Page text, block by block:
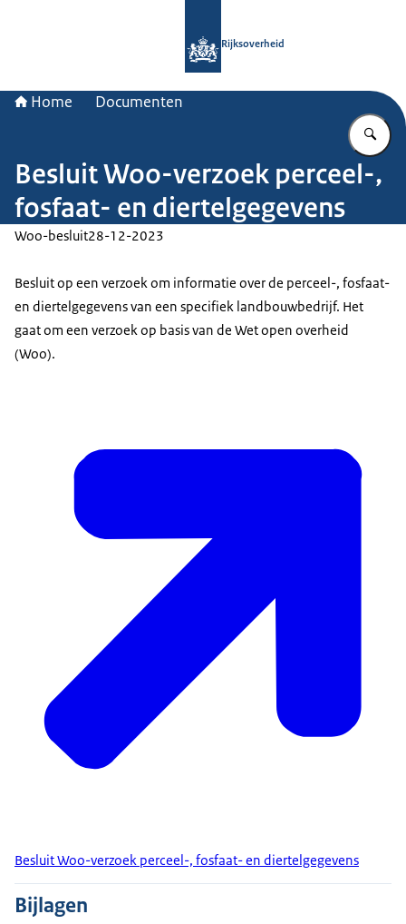
Rijksoverheid
Home Documenten
Besluit Woo-verzoek perceel-,
fosfaat- en diertelgegevens
Woo-besluit28-12-2023
Besluit op een verzoek om informatie over de perceel-, fosfaat-
en diertelgegevens van een specifiek landbouwbedrijf. Het
gaat om een verzoek op basis van de Wet open overheid
(Woo).
Besluit Woo-verzoek perceel-, fosfaat- en diertelgegevens
Bijlagen